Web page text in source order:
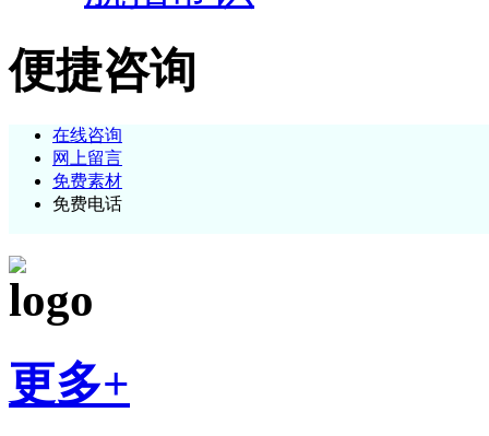
便捷咨询
在线咨询
网上留言
免费素材
免费电话
更多+